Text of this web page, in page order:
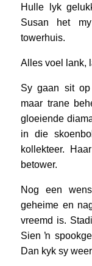
Hulle lyk
Susan het
towerhuis.
Alles voel lank,
Sy gaan sit op
maar trane
gloeiende
in die
kollekteer.
betower.
Nog een
geheime en
vreemd is.
Sien ŉ
Dan kyk sy